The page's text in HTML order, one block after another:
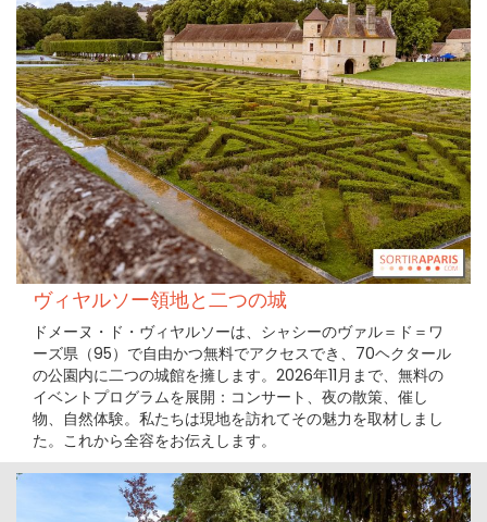
ヴィヤルソー領地と二つの城
ドメーヌ・ド・ヴィヤルソーは、シャシーのヴァル＝ド＝ワ
ーズ県（95）で自由かつ無料でアクセスでき、70ヘクタール
の公園内に二つの城館を擁します。2026年11月まで、無料の
イベントプログラムを展開：コンサート、夜の散策、催し
物、自然体験。私たちは現地を訪れてその魅力を取材しまし
た。これから全容をお伝えします。